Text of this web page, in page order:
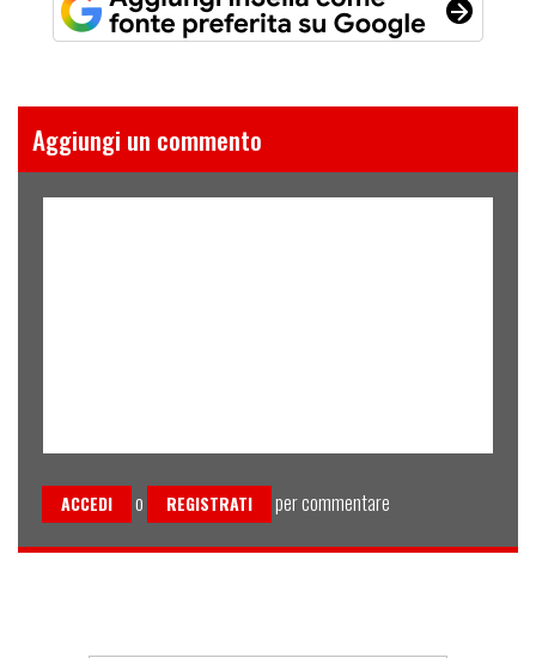
Aggiungi un commento
ACCEDI o REGISTRATI per commentare